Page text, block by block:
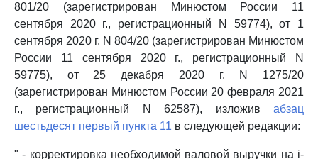
801/20 (зарегистрирован Минюстом России 11
сентября 2020 г., регистрационный N 59774), от 1
сентября 2020 г. N 804/20 (зарегистрирован Минюстом
России 11 сентября 2020 г., регистрационный N
59775), от 25 декабря 2020 г. N 1275/20
(зарегистрирован Минюстом России 20 февраля 2021
г., регистрационный N 62587), изложив абзац
шестьдесят первый пункта 11 в следующей редакции:
" - корректировка необходимой валовой выручки на i-